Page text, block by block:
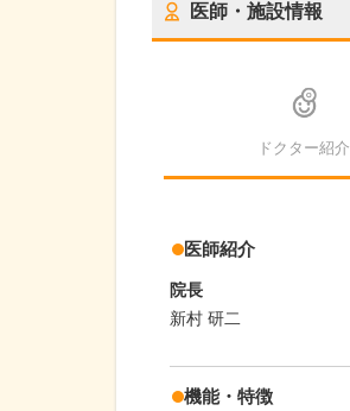
医師・施設情報
ドクター紹介
医師紹介
院長
新村 研二
機能・特徴